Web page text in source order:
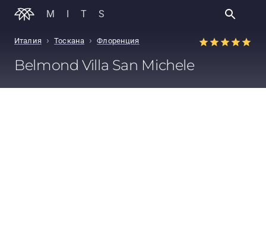
MITS
Италия › Тоскана › Флоренция
Belmond Villa San Michele